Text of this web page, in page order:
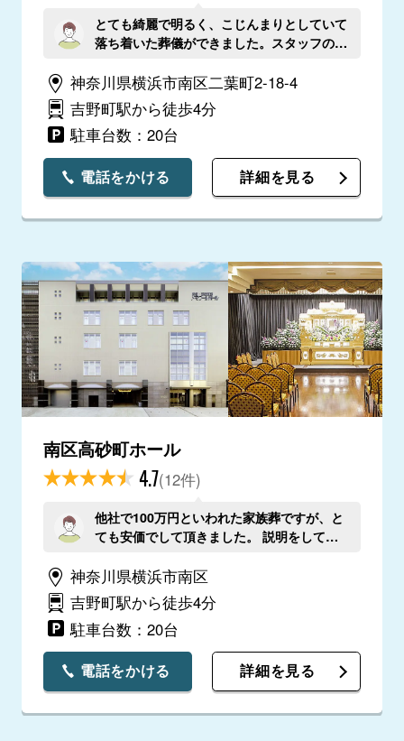
とても綺麗で明るく、こじんまりとしていて
落ち着いた葬儀ができました。スタッフの方
サイズに合ったシールを用意した方がいいと
思いました。
神奈川県横浜市南区二葉町2-18-4
吉野町駅から徒歩4分
駐車台数：20台
電話をかける 詳細を見る
南区高砂町ホール
4.7(12件)
他社で100万円といわれた家族葬ですが、と
ても安価でして頂きました。 説明をして下
た。 本当にありがとうございました。
神奈川県横浜市南区
吉野町駅から徒歩4分
駐車台数：20台
電話をかける 詳細を見る